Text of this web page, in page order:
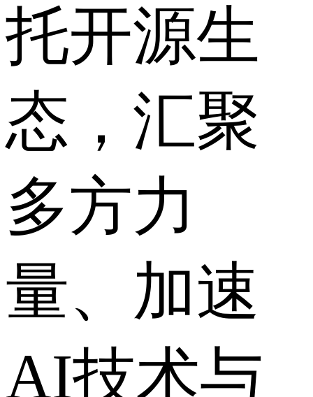
托开源生
态，汇聚
多方力
量、加速
AI技术与